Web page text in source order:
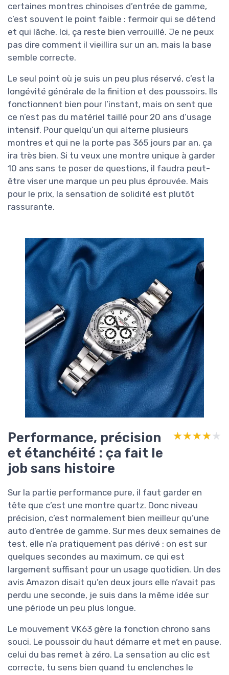
certaines montres chinoises d’entrée de gamme,
c’est souvent le point faible : fermoir qui se détend
et qui lâche. Ici, ça reste bien verrouillé. Je ne peux
pas dire comment il vieillira sur un an, mais la base
semble correcte.
Le seul point où je suis un peu plus réservé, c’est la
longévité générale de la finition et des poussoirs. Ils
fonctionnent bien pour l’instant, mais on sent que
ce n’est pas du matériel taillé pour 20 ans d’usage
intensif. Pour quelqu’un qui alterne plusieurs
montres et qui ne la porte pas 365 jours par an, ça
ira très bien. Si tu veux une montre unique à garder
10 ans sans te poser de questions, il faudra peut-
être viser une marque un peu plus éprouvée. Mais
pour le prix, la sensation de solidité est plutôt
rassurante.
Performance, précision
et étanchéité : ça fait le
job sans histoire
★★★★★
★★★★★
Sur la partie performance pure, il faut garder en
tête que c’est une montre quartz. Donc niveau
précision, c’est normalement bien meilleur qu’une
auto d’entrée de gamme. Sur mes deux semaines de
test, elle n’a pratiquement pas dérivé : on est sur
quelques secondes au maximum, ce qui est
largement suffisant pour un usage quotidien. Un des
avis Amazon disait qu’en deux jours elle n’avait pas
perdu une seconde, je suis dans la même idée sur
une période un peu plus longue.
Le mouvement VK63 gère la fonction chrono sans
souci. Le poussoir du haut démarre et met en pause,
celui du bas remet à zéro. La sensation au clic est
correcte, tu sens bien quand tu enclenches le